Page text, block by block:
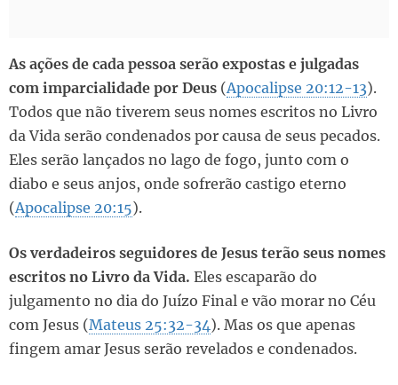
As ações de cada pessoa serão expostas e julgadas
com imparcialidade por Deus (Apocalipse 20:12-13).
Todos que não tiverem seus nomes escritos no Livro
da Vida serão condenados por causa de seus pecados.
Eles serão lançados no lago de fogo, junto com o
diabo e seus anjos, onde sofrerão castigo eterno
(Apocalipse 20:15).
Os verdadeiros seguidores de Jesus terão seus nomes
escritos no Livro da Vida. Eles escaparão do
julgamento no dia do Juízo Final e vão morar no Céu
com Jesus (Mateus 25:32-34). Mas os que apenas
fingem amar Jesus serão revelados e condenados.